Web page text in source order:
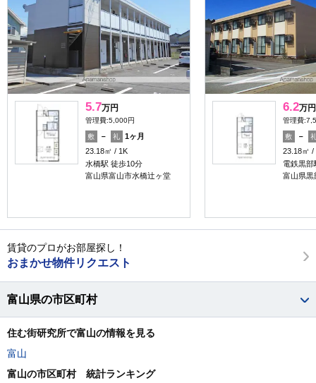
5.7万円
管理費:5,000円
敷 － 礼
1ヶ月
23.18㎡
1K
水橋駅 徒歩10分
富山県富山市水橋辻ヶ堂
6.2万円
管理費
敷 －
23.18㎡
電鉄黒部
富山県黒
賃貸のプロがお部屋探し！
おまかせ物件リクエスト
富山県の市区町村
住む街研究所で富山の情報を見る
富山
富山の市区町村 統計ランキング